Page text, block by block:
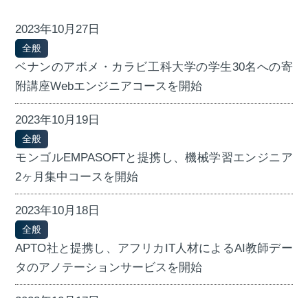
2023年10月27日
全般
ベナンのアボメ・カラビ工科大学の学生30名への寄
附講座Webエンジニアコースを開始
2023年10月19日
全般
モンゴルEMPASOFTと提携し、機械学習エンジニア
2ヶ月集中コースを開始
2023年10月18日
全般
APTO社と提携し、アフリカIT人材によるAI教師デー
タのアノテーションサービスを開始